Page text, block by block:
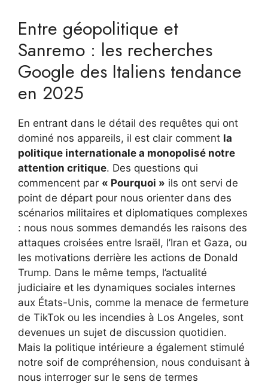
Entre géopolitique et
Sanremo : les recherches
Google des Italiens tendance
en 2025
En entrant dans le détail des requêtes qui ont
dominé nos appareils, il est clair comment la
politique internationale a monopolisé notre
attention critique. Des questions qui
commencent par « Pourquoi » ils ont servi de
point de départ pour nous orienter dans des
scénarios militaires et diplomatiques complexes
: nous nous sommes demandés les raisons des
attaques croisées entre Israël, l’Iran et Gaza, ou
les motivations derrière les actions de Donald
Trump. Dans le même temps, l’actualité
judiciaire et les dynamiques sociales internes
aux États-Unis, comme la menace de fermeture
de TikTok ou les incendies à Los Angeles, sont
devenues un sujet de discussion quotidien.
Mais la politique intérieure a également stimulé
notre soif de compréhension, nous conduisant à
nous interroger sur le sens de termes